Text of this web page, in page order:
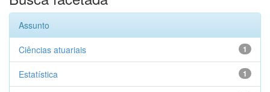
Assunto
1
Ciências atuariais
1
Estatística